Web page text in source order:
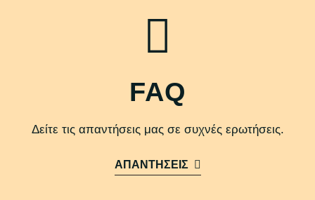
FAQ
Δείτε τις απαντήσεις μας σε συχνές ερωτήσεις.
ΑΠΑΝΤΗΣΕΙΣ